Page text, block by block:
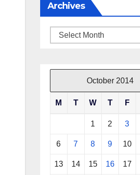
Archives
Archives
October 2014
M T W T F
1 2 3
6 7 8 9 10
13 14 15 16 17